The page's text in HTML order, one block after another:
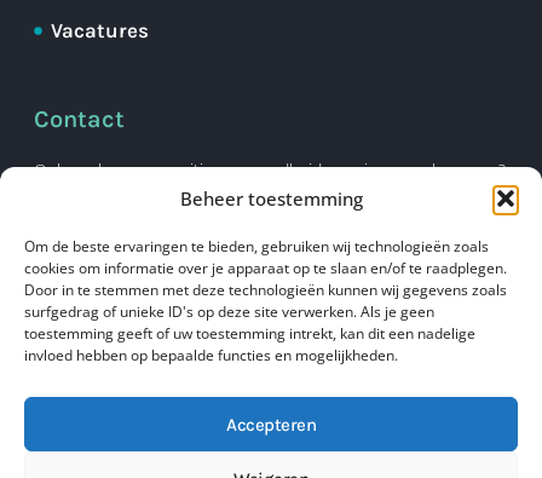
Beheer toestemming
Om de beste ervaringen te bieden, gebruiken wij technologieën zoals
cookies om informatie over je apparaat op te slaan en/of te raadplegen.
Door in te stemmen met deze technologieën kunnen wij gegevens zoals
surfgedrag of unieke ID's op deze site verwerken. Als je geen
toestemming geeft of uw toestemming intrekt, kan dit een nadelige
invloed hebben op bepaalde functies en mogelijkheden.
Accepteren
Vacatures
Contact
Ook werken aan positieve gezondheid voor jouw werknemers?
Neem contact met ons op.
Maak een afspraak